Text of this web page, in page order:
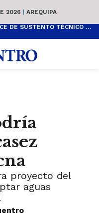
2026 | AREQUIPA
AUMENTO DEL SUELDO MÍNIMO CARECE DE SUSTENTO TÉCNICO Y ES POPULISTA
proyecto del
aguas